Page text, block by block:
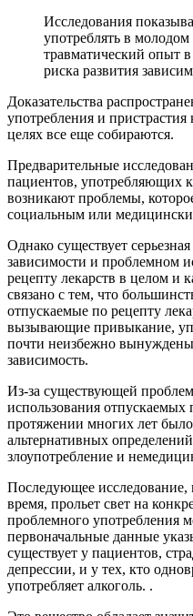
Исследования
употреблять в
травматический опыт
риска развития
Доказательства
употребления и
целях все еще собираются.
Предварительные
пациентов, употребляющих
возникают проблемы,
социальным или
Однако существует
зависимости и проблемном
рецепту лекарств в целом и
связано с тем, что
отпускаемые по рецепту
вызывающие привыкание,
почти неизбежно
зависимость.
Из-за существующей
использования отпускаемых
протяжении многих лет
альтернативных
злоупотребление и
Последующее исследование,
время, прольет свет на
проблемного употребления
первоначальные данные
существует у пациентов,
депрессии, и у тех, кто
употребляет алкоголь. .